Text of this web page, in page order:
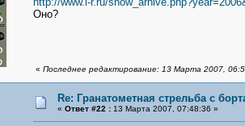
Оно?
« Последнее редактирование: 13 Марта 2007,
Re: Гранатометная стрельба с
« Ответ #22 :13 Марта 2007, 07:48:36 »